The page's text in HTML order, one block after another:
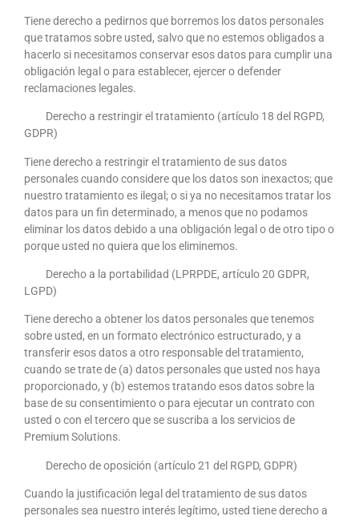
Tiene derecho a pedirnos que borremos los datos personales
que tratamos sobre usted, salvo que no estemos obligados a
hacerlo si necesitamos conservar esos datos para cumplir una
obligación legal o para establecer, ejercer o defender
reclamaciones legales.
Derecho a restringir el tratamiento (artículo 18 del RGPD,
GDPR)
Tiene derecho a restringir el tratamiento de sus datos
personales cuando considere que los datos son inexactos; que
nuestro tratamiento es ilegal; o si ya no necesitamos tratar los
datos para un fin determinado, a menos que no podamos
eliminar los datos debido a una obligación legal o de otro tipo o
porque usted no quiera que los eliminemos.
Derecho a la portabilidad (LPRPDE, artículo 20 GDPR,
LGPD)
Tiene derecho a obtener los datos personales que tenemos
sobre usted, en un formato electrónico estructurado, y a
transferir esos datos a otro responsable del tratamiento,
cuando se trate de (a) datos personales que usted nos haya
proporcionado, y (b) estemos tratando esos datos sobre la
base de su consentimiento o para ejecutar un contrato con
usted o con el tercero que se suscriba a los servicios de
Premium Solutions.
Derecho de oposición (artículo 21 del RGPD, GDPR)
Cuando la justificación legal del tratamiento de sus datos
personales sea nuestro interés legítimo, usted tiene derecho a